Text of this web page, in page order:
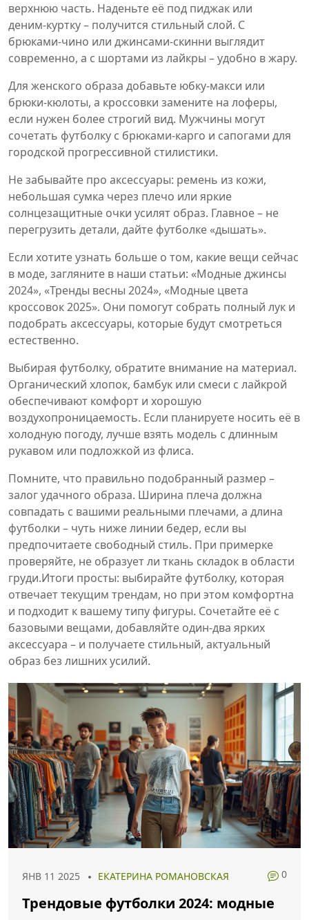
верхнюю часть. Наденьте её под пиджак или
деним‑куртку – получится стильный слой. С
брюками‑чино или джинсами‑скинни выглядит
современно, а с шортами из лайкры – удобно в жару.
Для женского образа добавьте юбку‑макси или
брюки‑кюлоты, а кроссовки замените на лоферы,
если нужен более строгий вид. Мужчины могут
сочетать футболку с брюками‑карго и сапогами для
городской прогрессивной стилистики.
Не забывайте про аксессуары: ремень из кожи,
небольшая сумка через плечо или яркие
солнцезащитные очки усилят образ. Главное – не
перегрузить детали, дайте футболке «дышать».
Если хотите узнать больше о том, какие вещи сейчас
в моде, загляните в наши статьи: «Модные джинсы
2024», «Тренды весны 2024», «Модные цвета
кроссовок 2025». Они помогут собрать полный лук и
подобрать аксессуары, которые будут смотреться
естественно.
Выбирая футболку, обратите внимание на материал.
Органический хлопок, бамбук или смеси с лайкрой
обеспечивают комфорт и хорошую
воздухопроницаемость. Если планируете носить её в
холодную погоду, лучше взять модель с длинным
рукавом или подложкой из флиса.
Помните, что правильно подобранный размер –
залог удачного образа. Ширина плеча должна
совпадать с вашими реальными плечами, а длина
футболки – чуть ниже линии бедер, если вы
предпочитаете свободный стиль. При примерке
проверяйте, не образует ли ткань складок в области
груди.Итоги просты: выбирайте футболку, которая
отвечает текущим трендам, но при этом комфортна
и подходит к вашему типу фигуры. Сочетайте её с
базовыми вещами, добавляйте один‑два ярких
аксессуара – и получаете стильный, актуальный
образ без лишних усилий.
ЯНВ 11 2025 ЕКАТЕРИНА РОМАНОВСКАЯ 0
Трендовые футболки 2024: модные